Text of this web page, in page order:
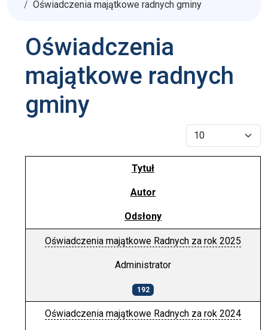
Oświadczenia majątkowe radnych gminy
Oświadczenia
majątkowe radnych
gminy
Pokaż #
Tytuł
Autor
Odsłony
Oświadczenia majątkowe Radnych za rok 2025
Administrator
192
Oświadczenia majątkowe Radnych za rok 2024